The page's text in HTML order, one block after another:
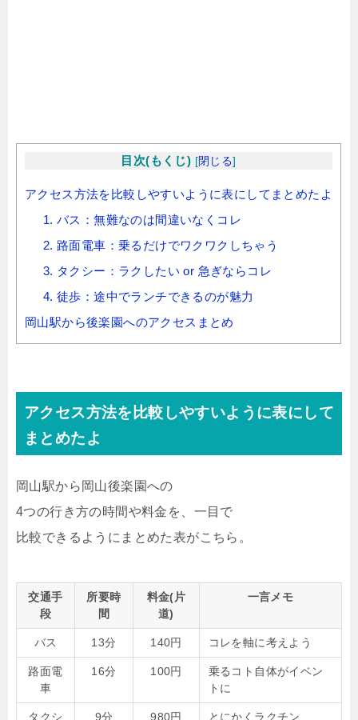
目次(もくじ) [閉じる]
アクセス方法を比較しやすいように表にしてまとめたよ
1. バス：無難なのは間違いなくコレ
2. 路面電車：乗るだけでワクワクしちゃう
3. タクシー：ラクしたい or 急ぎならコレ
4. 徒歩：途中でランチできるのが魅力
岡山駅から後楽園へのアクセスまとめ
アクセス方法を比較しやすいように表にして
まとめたよ
岡山駅から岡山後楽園への
4つの行き方の時間や料金を、一目で
比較できるようにまとめた表がこちら。
交通手
段
所要時
間
料金(片
道)
一言メモ
バス 13分 140円 コレを軸に考えよう
路面電
車
16分 100円
乗るコト自体がイベン
トに
タクシ 9分 980円 とにかくラクチン